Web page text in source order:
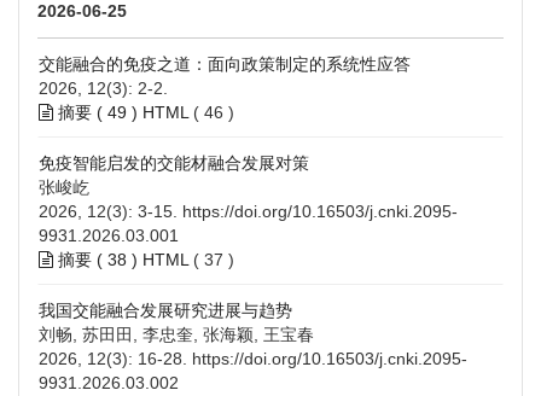
2026-06-25
交能融合的免疫之道：面向政策制定的系统性应答
2026, 12(3): 2-2.
摘要 ( 49 ) HTML ( 46 )
免疫智能启发的交能材融合发展对策
张峻屹
2026, 12(3): 3-15. https://doi.org/10.16503/j.cnki.2095-
9931.2026.03.001
摘要 ( 38 ) HTML ( 37 )
我国交能融合发展研究进展与趋势
刘畅, 苏田田, 李忠奎, 张海颖, 王宝春
2026, 12(3): 16-28. https://doi.org/10.16503/j.cnki.2095-
9931.2026.03.002